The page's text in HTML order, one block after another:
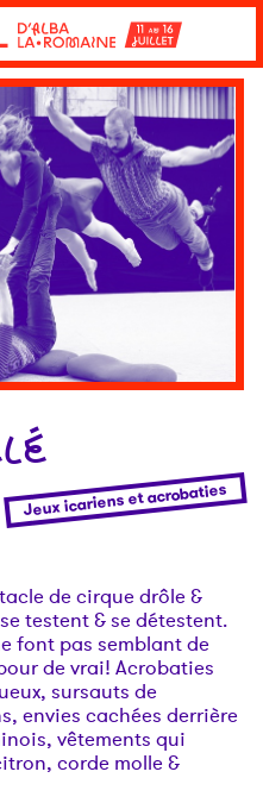
Jeux icariens et acrobaties
de cirque drôle &
testent & se détestent.
font pas semblant de
de vrai! Acrobaties
sursauts de
envies cachées derrière
vêtements qui
corde molle &